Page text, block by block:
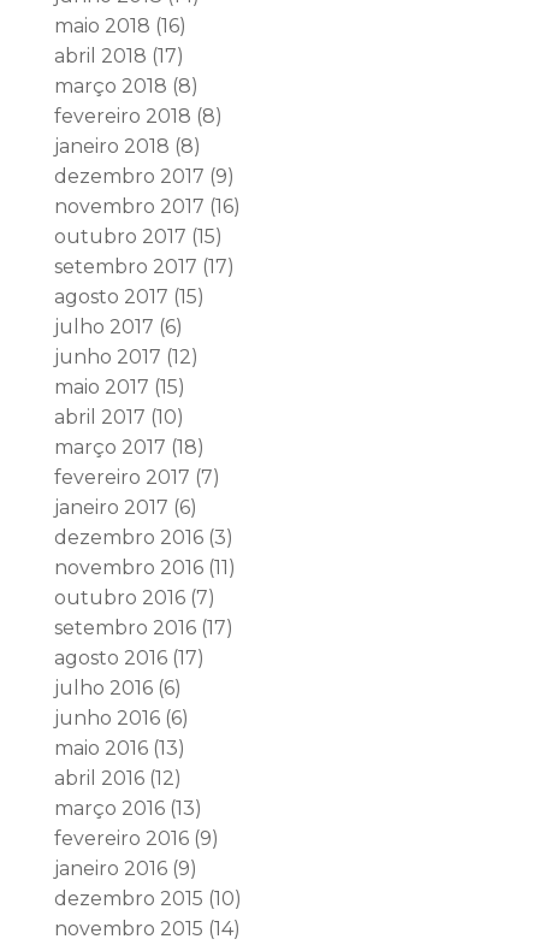
maio 2018 (16)
abril 2018 (17)
março 2018 (8)
fevereiro 2018 (8)
janeiro 2018 (8)
dezembro 2017 (9)
novembro 2017 (16)
outubro 2017 (15)
setembro 2017 (17)
agosto 2017 (15)
julho 2017 (6)
junho 2017 (12)
maio 2017 (15)
abril 2017 (10)
março 2017 (18)
fevereiro 2017 (7)
janeiro 2017 (6)
dezembro 2016(3)
novembro 2016(11)
outubro 2016(7)
setembro 2016(17)
agosto 2016(17)
julho 2016(6)
junho 2016(6)
maio 2016(13)
abril 2016(12)
março 2016(13)
fevereiro 2016(9)
janeiro 2016(9)
dezembro 2015 (10)
novembro 2015 (14)